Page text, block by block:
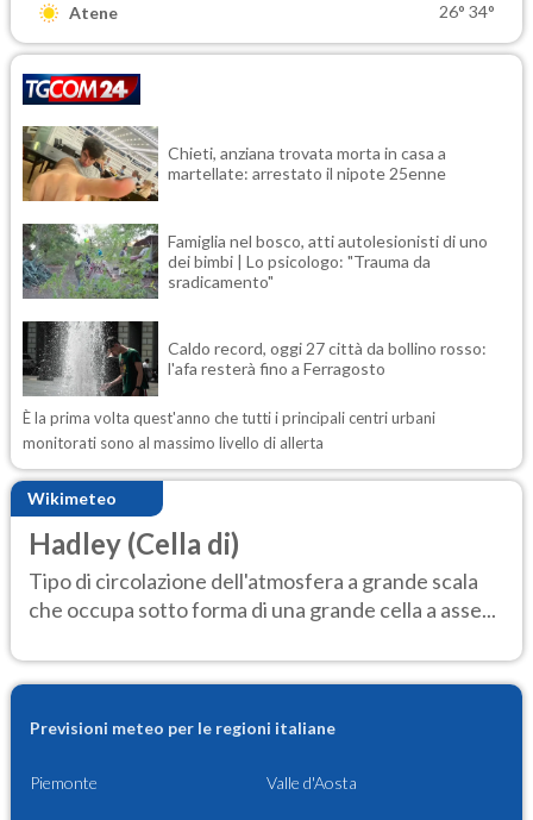
Atene 26° 34°
Chieti, anziana trovata morta in casa a
martellate: arrestato il nipote 25enne
Famiglia nel bosco, atti autolesionisti di uno
dei bimbi | Lo psicologo: "Trauma da
sradicamento"
Caldo record, oggi 27 città da bollino rosso:
l'afa resterà fino a Ferragosto
È la prima volta quest'anno che tutti i principali centri urbani
monitorati sono al massimo livello di allerta
Wikimeteo
Hadley (Cella di)
Tipo di circolazione dell'atmosfera a grande scala
che occupa sotto forma di una grande cella a asse...
Previsioni meteo per le regioni italiane
Piemonte Valle d'Aosta